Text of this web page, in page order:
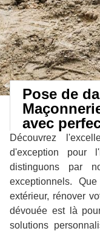
Pose de
avec
Découvrez
d'exception pour
distinguons par
exceptionnels.
extérieur, rénover
dévouée est là
solutions